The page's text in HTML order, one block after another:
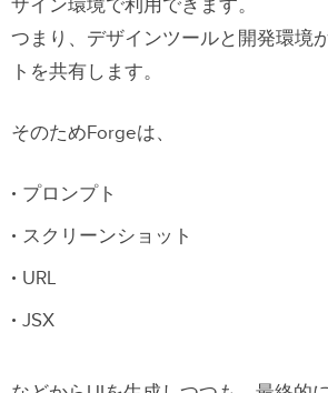
ザイン環境で利用できます。
つまり、デザインツールと開発環境
トを共有します。
そのためForgeは、
プロンプト
スクリーンショット
URL
JSX